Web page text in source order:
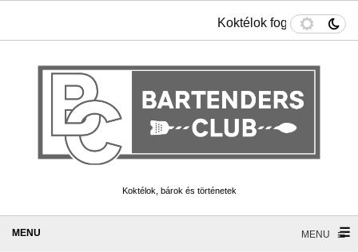
Koktélok
Koktélok, bárok és történetek
MENU ≡
☰